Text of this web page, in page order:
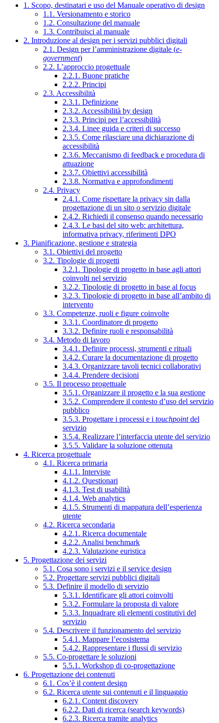
1. Scopo, destinatari e uso del Manuale operativo di design
1.1. Versionamento e storico
1.2. Consultazione del manuale
1.3. Contribuisci al manuale
2. Introduzione al design per i servizi pubblici digitali
2.1. Design per l’amministrazione digitale (e-
government)
2.2. L’approccio progettuale
2.2.1. Buone pratiche
2.2.2. Principi
2.3. Accessibilità
2.3.1. Definizione
2.3.2. Accessibilità by design
2.3.3. Principi per l’accessibilità
2.3.4. Linee guida e criteri di successo
2.3.5. Come rilasciare una dichiarazione di
accessibilità
2.3.6. Meccanismo di feedback e procedura di
attuazione
2.3.7. Obiettivi accessibilità
2.3.8. Normativa e approfondimenti
2.4. Privacy
2.4.1. Come rispettare la privacy sin dalla
progettazione di un sito o servizio digitale
2.4.2. Richiedi il consenso quando necessario
2.4.3. Le basi del sito web: architettura,
informativa privacy, riferimenti DPO
3. Pianificazione, gestione e strategia
3.1. Obiettivi del progetto
3.2. Tipologie di progetti
3.2.1. Tipologie di progetto in base agli attori
coinvolti nel servizio
3.2.2. Tipologie di progetto in base al focus
3.2.3. Tipologie di progetto in base all’ambito di
intervento
3.3. Competenze, ruoli e figure coinvolte
3.3.1. Coordinatore di progetto
3.3.2. Definire ruoli e responsabilità
3.4. Metodo di lavoro
3.4.1. Definire processi, strumenti e rituali
3.4.2. Curare la documentazione di progetto
3.4.3. Organizzare tavoli tecnici collaborativi
3.4.4. Prendere decisioni
3.5. Il processo progettuale
3.5.1. Organizzare il progetto e la sua gestione
3.5.2. Comprendere il contesto d’uso del servizio
pubblico
3.5.3. Progettare i processi e i touchpointdel
servizio
3.5.4. Realizzare l’interfaccia utente del servizio
3.5.5. Validare la soluzione ottenuta
4. Ricerca progettuale
4.1. Ricerca primaria
4.1.1. Interviste
4.1.2. Questionari
4.1.3. Test di usabilità
4.1.4. Web analytics
4.1.5. Strumenti di mappatura dell’esperienza
utente
4.2. Ricerca secondaria
4.2.1. Ricerca documentale
4.2.2. Analisi benchmark
4.2.3. Valutazione euristica
5. Progettazione dei servizi
5.1. Cosa sono i servizi e il service design
5.2. Progettare servizi pubblici digitali
5.3. Definire il modello di servizio
5.3.1. Identificare gli attori coinvolti
5.3.2. Formulare la proposta di valore
5.3.3. Inquadrare gli elementi costitutivi del
servizio
5.4. Descrivere il funzionamento del servizio
5.4.1. Mappare l’ecosistema
5.4.2. Rappresentare i flussi di servizio
5.5. Co-progettare le soluzioni
5.5.1. Workshop di co-progettazione
6. Progettazione dei contenuti
6.1. Cos’è il content design
6.2. Ricerca utente sui contenuti e il linguaggio
6.2.1. Content discovery
6.2.2. Dati di ricerca (search keywords)
6.2.3. Ricerca tramite analytics